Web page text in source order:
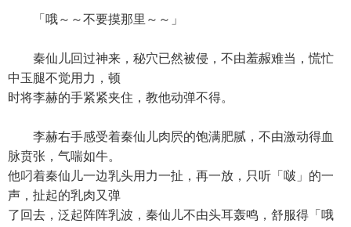
「哦～～不要摸那里～～」
秦仙儿回过神来，秘穴已然被侵，不由羞赧难当，慌忙
中玉腿不觉用力，顿
时将李赫的手紧紧夹住，教他动弹不得。
李赫右手感受着秦仙儿肉屄的饱满肥腻，不由激动得血
脉贲张，气喘如牛。
他叼着秦仙儿一边乳头用力一扯，再一放，只听「啵」的一
声，扯起的乳肉又弹
了回去，泛起阵阵乳波，秦仙儿不由头耳轰鸣，舒服得「哦